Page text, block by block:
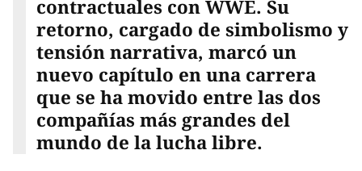
contractuales con WWE. Su
retorno, cargado de simbolismo y
tensión narrativa, marcó un
nuevo capítulo en una carrera
que se ha movido entre las dos
compañías más grandes del
mundo de la lucha libre.